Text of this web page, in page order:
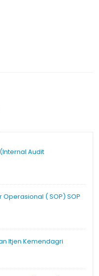
Audit
( SOP) SOP
Itjen Kemendagri